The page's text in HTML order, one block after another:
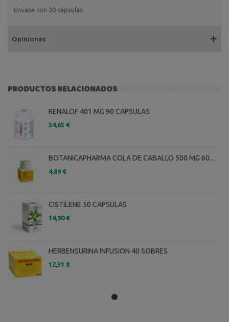
Envase con 30 cápsulas.
Opiniones
PRODUCTOS RELACIONADOS
RENALOF 401 MG 90 CAPSULAS
34,65 €
BOTANICAPHARMA COLA DE CABALLO 500 MG 60...
4,89 €
CISTILENE 50 CAPSULAS
14,90 €
HERBENSURINA INFUSION 40 SOBRES
12,31 €